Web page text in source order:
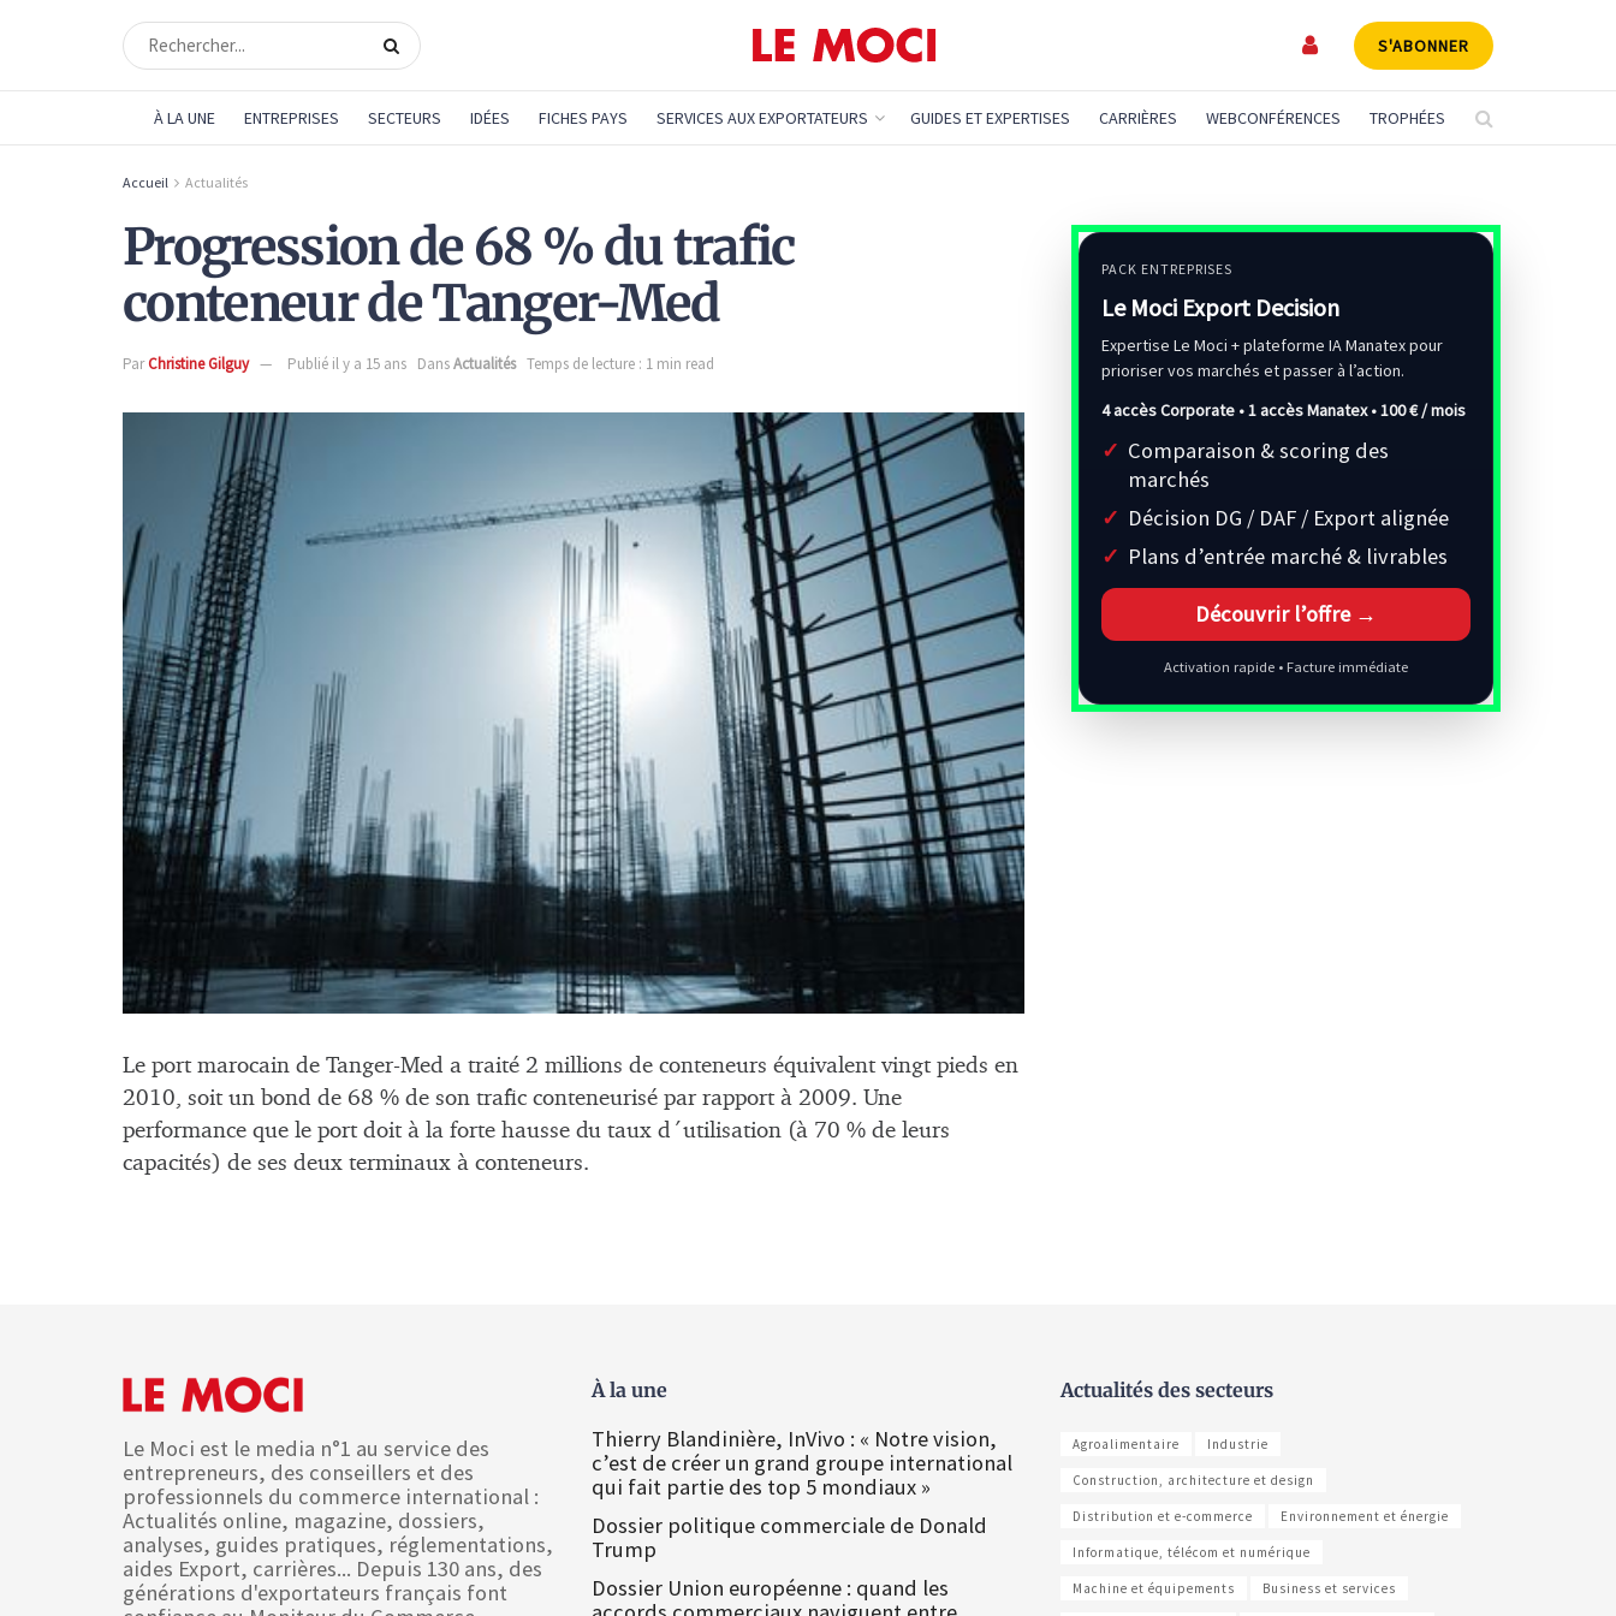
S'ABONNER
À LA UNE ENTREPRISES SECTEURS IDÉES FICHES PAYS SERVICES AUX EXPORTATEURS GUIDES ET EXPERTISES CARRIÈRES WEBCONFÉRENCES TROPHÉES
Accueil Actualités
Progression de 68 % du trafic
conteneur de Tanger-Med
ParChristine Gilguy Publié il y a 15 ans DansActualités Temps de lecture : 1 min read
Le port marocain de Tanger-Med a traité 2 millions de conteneurs équivalent vingt pieds en
2010, soit un bond de 68 % de son trafic conteneurisé par rapport à 2009. Une
performance que le port doit à la forte hausse du taux d´utilisation (à 70 % de leurs
capacités) de ses deux terminaux à conteneurs.
PACK ENTREPRISES
Le Moci Export Decision
Expertise Le Moci + plateforme IA Manatex pour
prioriser vos marchés et passer à l’action.
4 accès Corporate • 1 accès Manatex •100 € / mois
Comparaison & scoring des
marchés
Décision DG / DAF / Export alignée
Plans d’entrée marché & livrables
Découvrir l’offre →
Activation rapide • Facture immédiate
Le Moci est le media n°1 au service des
entrepreneurs, des conseillers et des
professionnels du commerce international :
Actualités online, magazine, dossiers,
analyses, guides pratiques, réglementations,
aides Export, carrières... Depuis 130 ans, des
générations d'exportateurs français font
À la une
Thierry Blandinière, InVivo : « Notre vision,
c’est de créer un grand groupe international
qui fait partie des top 5 mondiaux »
Dossier politique commerciale de Donald
Trump
Dossier Union européenne : quand les
Actualités des secteurs
Agroalimentaire Industrie
Construction, architecture et design
Distribution et e-commerce Environnement et énergie
Informatique, télécom et numérique
Machine et équipements Business et services